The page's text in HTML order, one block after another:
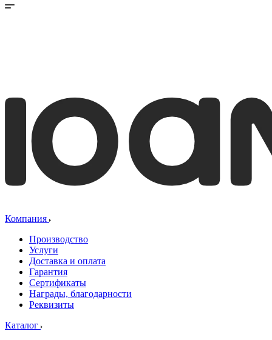
Компания
Производство
Услуги
Доставка и оплата
Гарантия
Сертификаты
Награды, благодарности
Реквизиты
Каталог